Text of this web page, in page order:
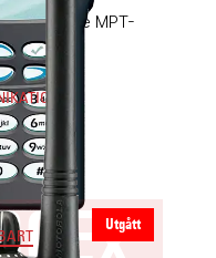
trunkade MPT-
Utgått